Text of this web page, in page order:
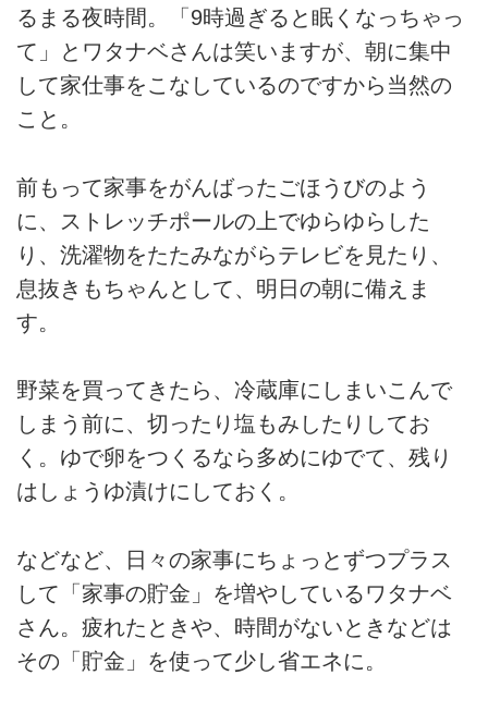
るまる夜時間。「9時過ぎると眠くなっちゃっ
て」とワタナベさんは笑いますが、朝に集中
して家仕事をこなしているのですから当然の
こと。
前もって家事をがんばったごほうびのよう
に、ストレッチポールの上でゆらゆらした
り、洗濯物をたたみながらテレビを見たり、
息抜きもちゃんとして、明日の朝に備えま
す。
野菜を買ってきたら、冷蔵庫にしまいこんで
しまう前に、切ったり塩もみしたりしてお
く。ゆで卵をつくるなら多めにゆでて、残り
はしょうゆ漬けにしておく。
などなど、日々の家事にちょっとずつプラス
して「家事の貯金」を増やしているワタナベ
さん。疲れたときや、時間がないときなどは
その「貯金」を使って少し省エネに。